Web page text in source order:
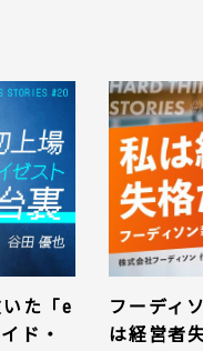
た「e
ド・
フーディ
は経営者